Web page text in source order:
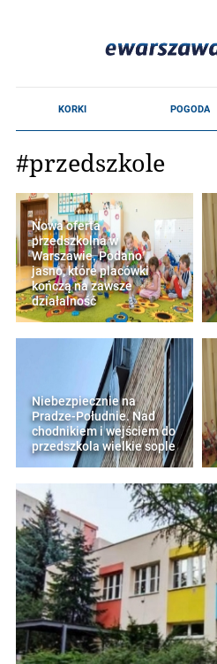
#przedszkole
Nowa oferta
przedszkolna w
Warszawie. Podano
jasno, które placówki
kończą na zawsze
działalność
Niebezpiecznie na
Pradze-Południe. Nad
chodnikiem i wejściem do
przedszkola wielkie sople